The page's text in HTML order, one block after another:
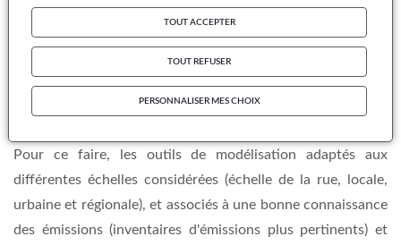
particulier lorsqu'il s'agit de fournir des informations de
qualité de l'air dans des zones ou pour des polluants non
concernés par des stations de mesure : couverture
géographique plus grande et données d'expositions
individuelles.
Pour ce faire, les outils de modélisation adaptés aux
différentes échelles considérées (échelle de la rue, locale,
urbaine et régionale), et associés à une bonne connaissance
des émissions (inventaires d'émissions plus pertinents) et
TOUT ACCEPTER
TOUT REFUSER
PERSONNALISER MES CHOIX